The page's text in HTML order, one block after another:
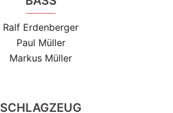
Ralf Erdenberger
Paul Müller
Markus Müller
SCHLAGZEUG